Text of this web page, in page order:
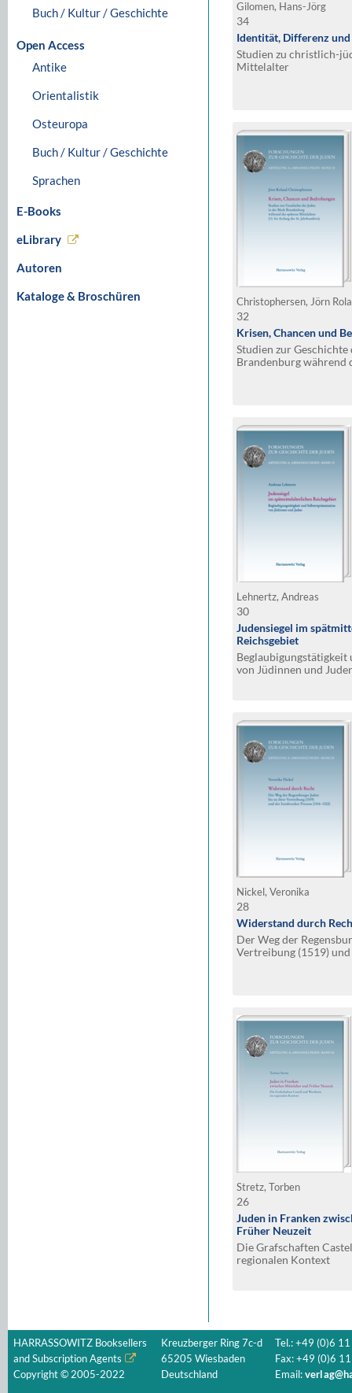
Buch / Kultur / Geschichte
Open Access
Antike
Orientalistik
Osteuropa
Buch / Kultur / Geschichte
Sprachen
E-Books
eLibrary
Autoren
Kataloge & Broschüren
Gilomen, Hans-Jörg
34
Identität, Differenz
Studien zu christlich-
Mittelalter
Christophersen, Jörn
32
Krisen, Chancen und
Studien zur
Brandenburg während
Lehnertz, Andreas
30
Judensiegel im
Reichsgebiet
von Jüdinnen und
Nickel, Veronika
28
Widerstand durch
Der Weg der
Vertreibung (1519)
Stretz, Torben
26
Juden in Franken
Früher Neuzeit
Die Grafschaften
regionalen Kontext
HARRASSOWITZ Booksellers
and Subscription Agents
Copyright © 2005-2022
Kreuzberger Ring 7c-d
65205 Wiesbaden
Deutschland
Tel.: +49 (0)6
Fax: +49 (0)6
Email: